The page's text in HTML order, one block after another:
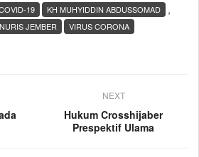
,
19
KH MUHYIDDIN ABDUSSOMAD
JEMBER
VIRUS CORONA
NEXT
Hukum Crosshijaber
Prespektif Ulama